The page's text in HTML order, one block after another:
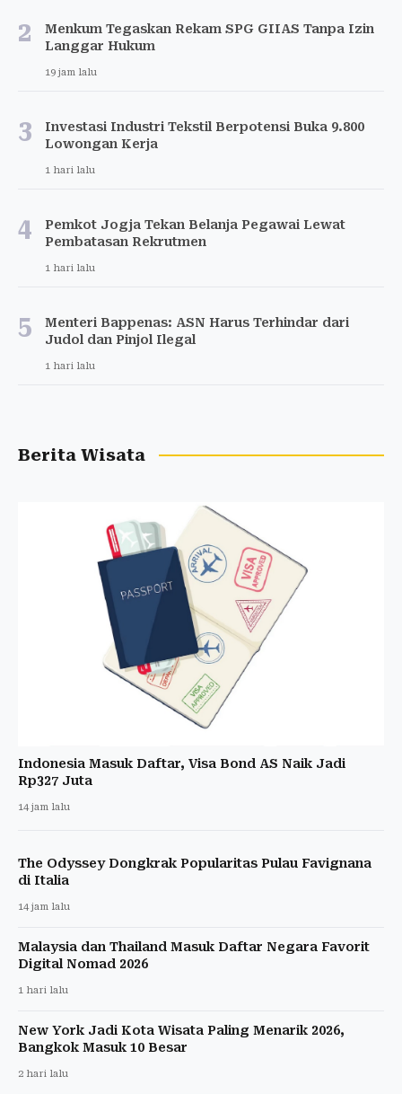
2
Menkum Tegaskan Rekam SPG GIIAS Tanpa Izin
Langgar Hukum
19 jam lalu
3
Investasi Industri Tekstil Berpotensi Buka 9.800
Lowongan Kerja
1 hari lalu
4
Pemkot Jogja Tekan Belanja Pegawai Lewat
Pembatasan Rekrutmen
1 hari lalu
5
Menteri Bappenas: ASN Harus Terhindar dari
Judol dan Pinjol Ilegal
1 hari lalu
Berita Wisata
Indonesia Masuk Daftar, Visa Bond AS Naik Jadi
Rp327 Juta
14 jam lalu
The Odyssey Dongkrak Popularitas Pulau Favignana
di Italia
14 jam lalu
Malaysia dan Thailand Masuk Daftar Negara Favorit
Digital Nomad 2026
1 hari lalu
New York Jadi Kota Wisata Paling Menarik 2026,
Bangkok Masuk 10 Besar
2 hari lalu